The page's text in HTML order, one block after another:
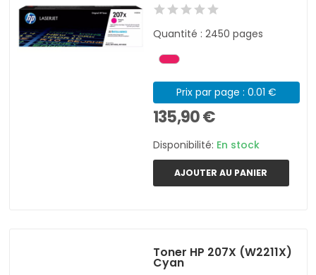
Quantité : 2450 pages
Prix par page : 0.01 €
135,90 €
Disponibilité: En stock
AJOUTER AU PANIER
Toner HP 207X (W2211X)
Cyan